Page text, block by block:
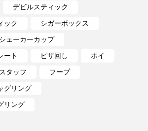
デビルスティック
ック シガーボックス
シェーカーカップ
ート ピザ回し ポイ
スタッフ フープ
グリング
リング